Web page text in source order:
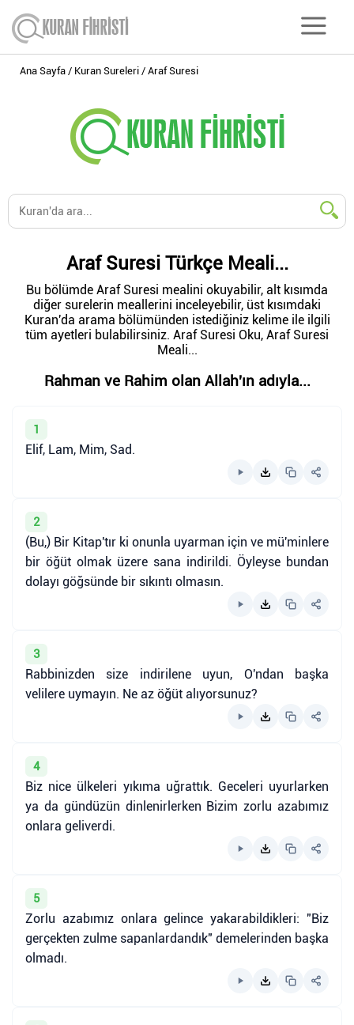
Ana Sayfa Kuran Sureleri Araf Suresi
Araf Suresi Türkçe Meali...
Bu bölümde Araf Suresi mealini okuyabilir, alt kısımda
diğer surelerin meallerini inceleyebilir, üst kısımdaki
Kuran'da arama bölümünden istediğiniz kelime ile ilgili
tüm ayetleri bulabilirsiniz. Araf Suresi Oku, Araf Suresi
Meali...
Rahman ve Rahim olan Allah'ın adıyla...
1
Elif, Lam, Mim, Sad.
2
(Bu,) Bir Kitap'tır ki onunla uyarman için ve mü'minlere
bir öğüt olmak üzere sana indirildi. Öyleyse bundan
dolayı göğsünde bir sıkıntı olmasın.
3
Rabbinizden size indirilene uyun, O'ndan başka
velilere uymayın. Ne az öğüt alıyorsunuz?
4
Biz nice ülkeleri yıkıma uğrattık. Geceleri uyurlarken
ya da gündüzün dinlenirlerken Bizim zorlu azabımız
onlara geliverdi.
5
Zorlu azabımız onlara gelince yakarabildikleri: "Biz
gerçekten zulme sapanlardandık" demelerinden başka
olmadı.